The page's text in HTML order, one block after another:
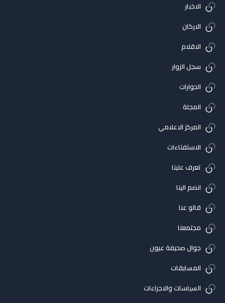
الاخبار
الاركان
الاقلام
سجل الزوار
الحوارات
المجلة
المركز الاعلامي
الاستفتاءات
تعرف علينا
انضم الينا
قالو عنا
مجتمعنا
جوال صحيفة عيون
المسابقات
السياسات والاجراءات